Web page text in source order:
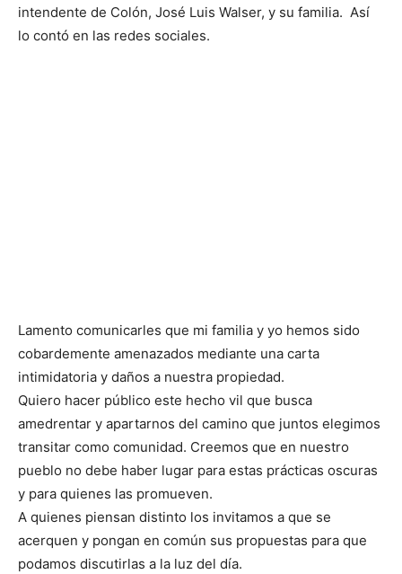
intendente de Colón, José Luis Walser, y su familia. Así
lo contó en las redes sociales.
Lamento comunicarles que mi familia y yo hemos sido
cobardemente amenazados mediante una carta
intimidatoria y daños a nuestra propiedad.
Quiero hacer público este hecho vil que busca
amedrentar y apartarnos del camino que juntos elegimos
transitar como comunidad. Creemos que en nuestro
pueblo no debe haber lugar para estas prácticas oscuras
y para quienes las promueven.
A quienes piensan distinto los invitamos a que se
acerquen y pongan en común sus propuestas para que
podamos discutirlas a la luz del día.